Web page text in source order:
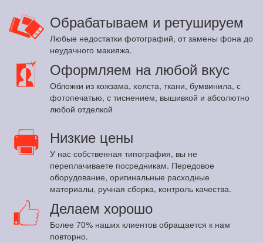
Обрабатываем и ретушируем
Любые недостатки фотографий, от замены фона до
неудачного макияжа.
Оформляем на любой вкус
Обложки из кожзама, холста, ткани, бумвинила, с
фотопечатью, с тиснением, вышивкой и абсолютно
любой отделкой
Низкие цены
У нас собственная типография, вы не
переплачиваете посредникам. Передовое
оборудование, оригинальные расходные
материалы, ручная сборка, контроль качества.
Делаем хорошо
Более 70% наших клиентов обращается к нам
повторно.